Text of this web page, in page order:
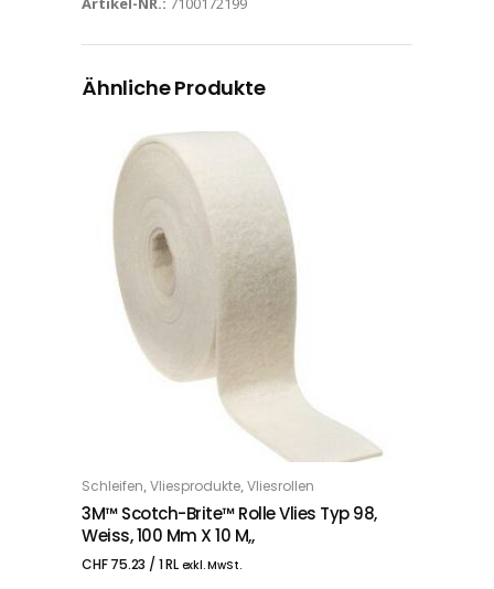
Ähnliche Produkte
IN DEN WARENKORB
Schleifen,Vliesprodukte,Vliesrollen
3M™ Scotch-Brite™ Rolle Vlies Typ 98,
Weiss, 100 Mm X 10 M,,
CHF75.23 / 1 RL exkl. MwSt.